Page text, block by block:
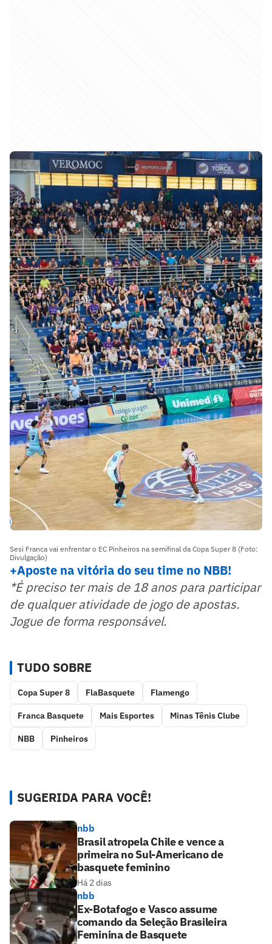
Sesi Franca vai enfrentar o EC Pinheiros na semifinal da Copa Super 8 (Foto:
Divulgação)
+Aposte na vitória do seu time no NBB!
*É preciso ter mais de 18 anos para participar
de qualquer atividade de jogo de apostas.
Jogue de forma responsável.
TUDO SOBRE
Copa Super 8 FlaBasquete Flamengo
Franca Basquete Mais Esportes Minas Tênis Clube
NBB Pinheiros
SUGERIDA PARA VOCÊ!
nbb
Brasil atropela Chile e vence a
primeira no Sul-Americano de
basquete feminino
Há 2 dias
nbb
Ex-Botafogo e Vasco assume
comando da Seleção Brasileira
Feminina de Basquete